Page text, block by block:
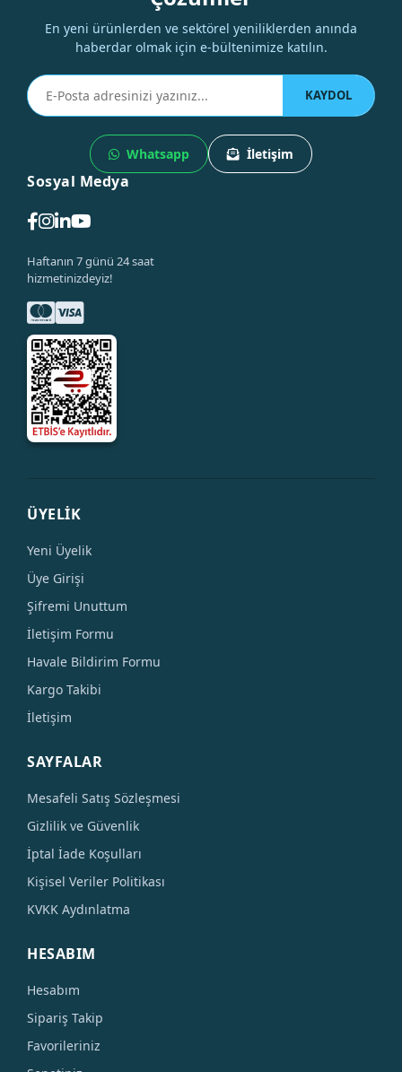
En yeni ürünlerden ve sektörel yeniliklerden anında
haberdar olmak için e-bültenimize katılın.
KAYDOL
Whatsapp İletişim
Sosyal Medya
Haftanın 7 günü 24 saat
hizmetinizdeyiz!
ÜYELİK
Yeni Üyelik
Üye Girişi
Şifremi Unuttum
İletişim Formu
Havale Bildirim Formu
Kargo Takibi
İletişim
SAYFALAR
Mesafeli Satış Sözleşmesi
Gizlilik ve Güvenlik
İptal İade Koşulları
Kişisel Veriler Politikası
KVKK Aydınlatma
HESABIM
Hesabım
Sipariş Takip
Favorileriniz